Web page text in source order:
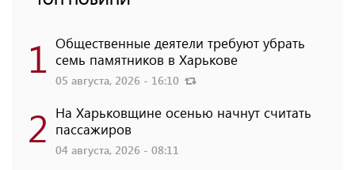
1 Общественные деятели требуют убрать
семь памятников в Харькове
05 августа, 2026 - 16:10
2 На Харьковщине осенью начнут считать
пассажиров
04 августа, 2026 - 08:11